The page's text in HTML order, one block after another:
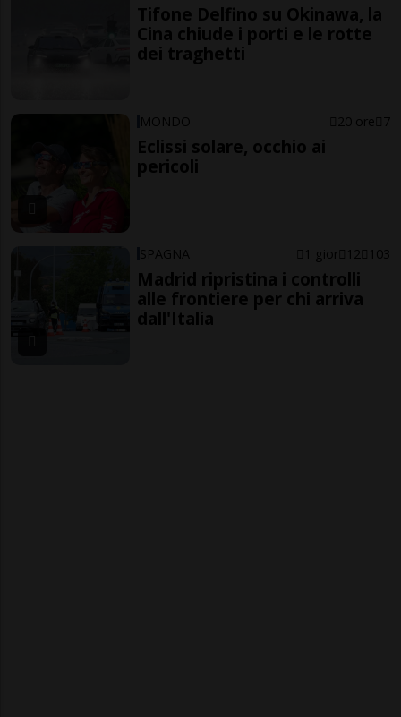
Tifone Delfino su Okinawa, la
Cina chiude i porti e le rotte
dei traghetti
MONDO 20 ore 7
Eclissi solare, occhio ai
pericoli
SPAGNA 1 gior 12 103
Madrid ripristina i controlli
alle frontiere per chi arriva
dall'Italia